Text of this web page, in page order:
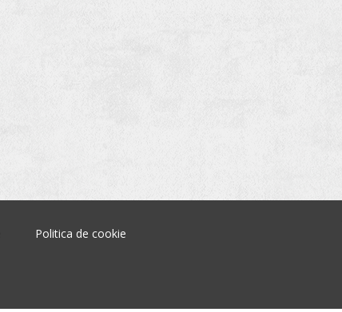
Politica de cookie